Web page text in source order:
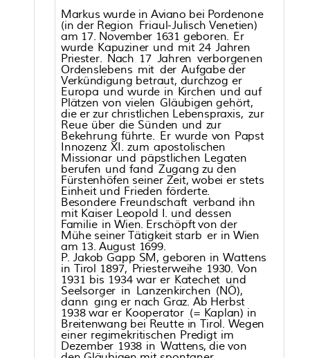
Markus wurde in Aviano bei Pordenone
(in der Region Friaul-Julisch Venetien)
am 17. November 1631 geboren. Er
wurde Kapuziner und mit 24 Jahren
Priester. Nach 17 Jahren verborgenen
Ordenslebens mit der Aufgabeder
Verkündigung betraut, durchzog er
Europa und wurde in Kirchen und auf
Plätzen von vielen Gläubigen gehört,
die er zur christlichen Lebenspraxis, zur
Reue über die Sünden und zur
Bekehrung führte. Er wurde von Papst
Innozenz XI. zum apostolischen
Missionar und päpstlichen Legaten
berufen und fand Zugang zu den
Fürstenhöfen seiner Zeit, wobei er stets
Einheit und Frieden förderte.
Besondere Freundschaft verband ihn
mit Kaiser Leopold I. und dessen
Familie in Wien. Erschöpft von der
Mühe seiner Tätigkeit starb er in Wien
am 13. August 1699.
P. Jakob Gapp SM, geboren in Wattens
in Tirol 1897, Priesterweihe 1930. Von
1931 bis 1934 war er Katechet und
Seelsorger in Lanzenkirchen (NÖ),
dann ging er nach Graz. Ab Herbst
1938 war er Kooperator (= Kaplan) in
Breitenwang bei Reutte in Tirol. Wegen
einer regimekritischen Predigt im
Dezember 1938 in Wattens, die von